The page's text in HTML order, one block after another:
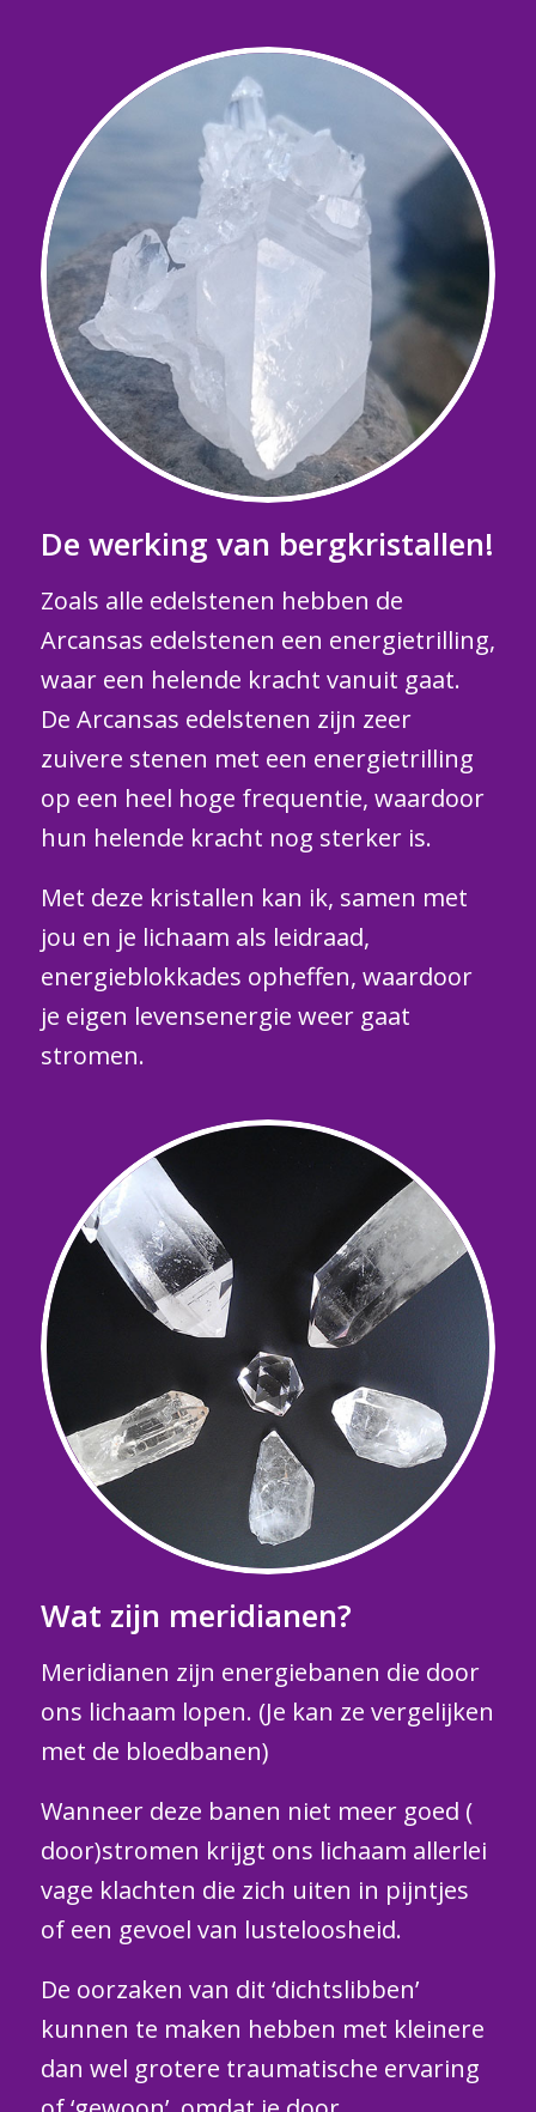
De werking van bergkristallen!
Zoals alle edelstenen hebben de
Arcansas edelstenen een energietrilling,
waar een helende kracht vanuit gaat.
De Arcansas edelstenen zijn zeer
zuivere stenen met een energietrilling
op een heel hoge frequentie, waardoor
hun helende kracht nog sterker is.
Met deze kristallen kan ik, samen met
jou en je lichaam als leidraad,
energieblokkades opheffen, waardoor
je eigen levensenergie weer gaat
stromen.
Wat zijn meridianen?
Meridianen zijn energiebanen die door
ons lichaam lopen. (Je kan ze vergelijken
met de bloedbanen)
Wanneer deze banen niet meer goed (
door)stromen krijgt ons lichaam allerlei
vage klachten die zich uiten in pijntjes
of een gevoel van lusteloosheid.
De oorzaken van dit ‘dichtslibben’
kunnen te maken hebben met kleinere
dan wel grotere traumatische ervaring